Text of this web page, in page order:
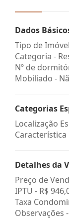
Dados
Tipo de
Categoria -
Nº de
Mobiliado -
Categorias
Localização
Característica
Detalhes da
Preço de
IPTU - R$
Taxa
Observações